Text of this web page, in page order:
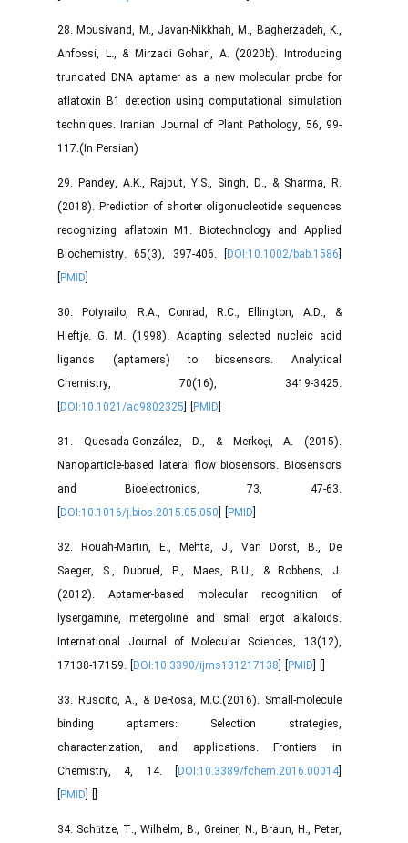
28. Mousivand, M., Javan-Nikkhah, M., Bagherzadeh, K.,
Anfossi, L., & Mirzadi Gohari, A. (2020b). Introducing
truncated DNA aptamer as a new molecular probe for
aflatoxin B1 detection using computational simulation
techniques. Iranian Journal of Plant Pathology, 56, 99-
117.(In Persian)
29. Pandey, A.K., Rajput, Y.S., Singh, D., & Sharma, R.
(2018). Prediction of shorter oligonucleotide sequences
recognizing aflatoxin M1. Biotechnology and Applied
Biochemistry. 65(3), 397-406. [DOI:10.1002/bab.1586
[PMID
30. Potyrailo, R.A., Conrad, R.C., Ellington, A.D., &
Hieftje. G. M. (1998). Adapting selected nucleic acid
ligands (aptamers) to biosensors. Analytical
Chemistry, 70(16), 3419-3425.
[DOI:10.1021/ac9802325] [PMID
31. Quesada-González, D., & Merkoçi, A. (2015).
Nanoparticle-based lateral flow biosensors. Biosensors
and Bioelectronics, 73, 47-63.
[DOI:10.1016/j.bios.2015.05.050] [PMID
32. Rouah-Martin, E., Mehta, J., Van Dorst, B., De
Saeger, S., Dubruel, P., Maes, B.U., & Robbens, J.
(2012). Aptamer-based molecular recognition of
lysergamine, metergoline and small ergot alkaloids.
International Journal of Molecular Sciences, 13(12),
17138-17159. [DOI:10.3390/ijms131217138] [PMID] [
33. Ruscito, A., & DeRosa, M.C.(2016). Small-molecule
binding aptamers: Selection strategies,
characterization, and applications. Frontiers in
Chemistry, 4, 14. [DOI:10.3389/fchem.2016.00014
[PMID] [
34. Schütze, T., Wilhelm, B., Greiner, N., Braun, H., Peter,